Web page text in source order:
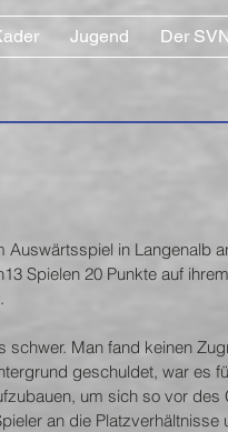
Jugend Der
in Langenalb
Spielen 20 Punkte auf
Man fand keinen
geschuldet, war es
um sich so vor des
an die Platzverhältnisse